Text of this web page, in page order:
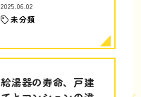
2025.06.02
未分類
給湯器の寿命、戸建